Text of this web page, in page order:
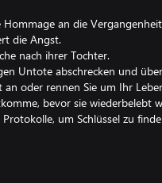
Hommage an die
die Angst.
nach ihrer Tochter.
Untote abschrecken und
oder rennen Sie um Ihr
bevor sie wiederbelebt
um Schlüssel zu
Sie Disketten, um Ihren